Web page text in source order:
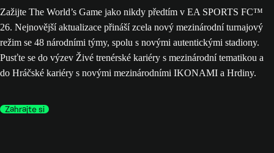
Zažijte The World’s Game jako nikdy předtím v EA SPORTS FC™
26. Nejnovější aktualizace přináší zcela nový mezinárodní turnajový
režim se 48 národními týmy, spolu s novými autentickými stadiony.
Pusťte se do výzev Živé trenérské kariéry s mezinárodní tematikou a
do Hráčské kariéry s novými mezinárodními IKONAMI a Hrdiny.
Zahrajte si